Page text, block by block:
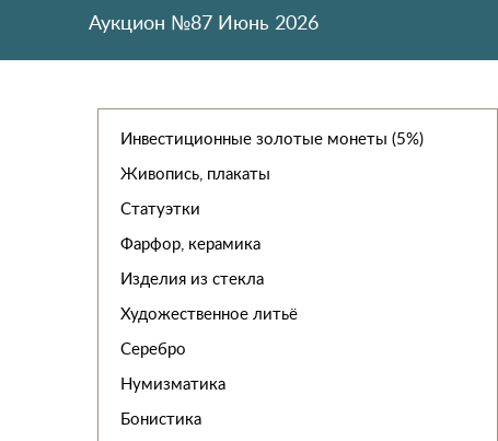
Аукцион №87 Июнь 2026
Инвестиционные золотые монеты (5%)
Живопись, плакаты
Статуэтки
Фарфор, керамика
Изделия из стекла
Художественное литьё
Серебро
Нумизматика
Бонистика